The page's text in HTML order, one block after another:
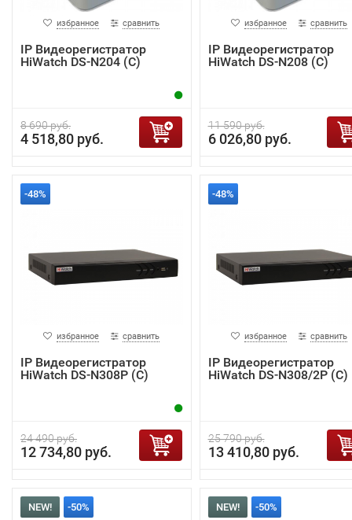
избранное сравнить
IP Видеорегистратор
HiWatch DS-N204 (C)
8 690 руб.
4 518,80 руб.
избранное сравнить
IP Видеорегистратор
HiWatch DS-N208 (C)
11 590 руб.
6 026,80 руб.
-48%
избранное сравнить
IP Видеорегистратор
HiWatch DS-N308P (С)
24 490 руб.
12 734,80 руб.
-48%
избранное сравнить
IP Видеорегистратор
HiWatch DS-N308/2P (C)
25 790 руб.
13 410,80 руб.
NEW! -50% NEW! -50%